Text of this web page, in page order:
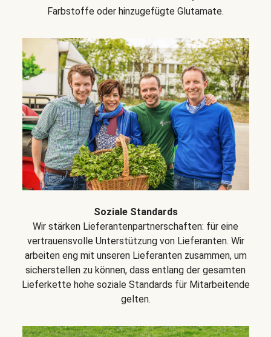
Farbstoffe oder hinzugefügte Glutamate.
Soziale Standards
Wir stärken Lieferantenpartnerschaften: für eine
vertrauensvolle Unterstützung von Lieferanten. Wir
arbeiten eng mit unseren Lieferanten zusammen, um
sicherstellen zu können, dass entlang der gesamten
Lieferkette hohe soziale Standards für Mitarbeitende
gelten.